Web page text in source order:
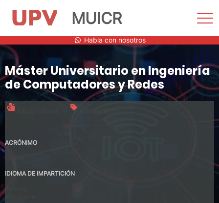
al
contenido
MUICR
Habla con nosotros
Máster Universitario en Ingeniería
de Computadores y Redes
ACRÓNIMO
IDIOMA DE IMPARTICIÓN